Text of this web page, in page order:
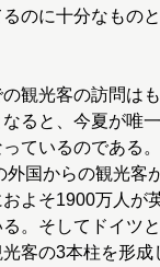
のに十分なもの
観光客の訪問は
ると、今夏が唯
ているのである
外国からの観光客
よそ1900万人が
。そしてドイツ
客の3本柱を形成